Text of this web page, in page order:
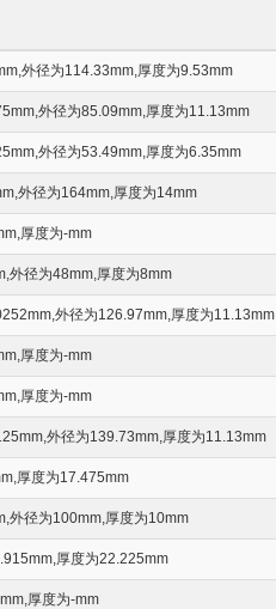
外径为114.33mm,厚度为9.53mm
外径为85.09mm,厚度为11.13mm
外径为53.49mm,厚度为6.35mm
外径为164mm,厚度为14mm
厚度为-mm
外径为48mm,厚度为8mm
外径为126.97mm,厚度为11.13mm
厚度为-mm
厚度为-mm
外径为139.73mm,厚度为11.13mm
厚度为17.475mm
外径为100mm,厚度为10mm
厚度为22.225mm
厚度为-mm